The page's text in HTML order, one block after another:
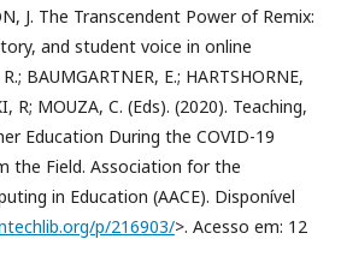
J. The Transcendent Power of Remix:
and student voice in online
BAUMGARTNER, E.; HARTSHORNE,
R; MOUZA, C. (Eds). (2020). Teaching,
Education During the COVID-19
the Field. Association for the
in Education (AACE). Disponível
p/216903/>. Acesso em: 12